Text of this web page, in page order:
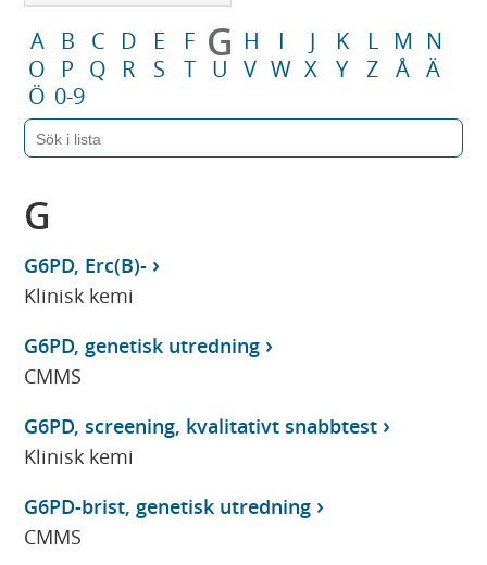
A B C D E F G H I J K L M N
O
P Q R S T U V W X Y Z Å Ä
Ö 0-9
G
G6PD, Erc(B)-
Klinisk kemi
G6PD, genetisk utredning
CMMS
G6PD, screening, kvalitativt snabbtest
Klinisk kemi
G6PD-brist, genetisk utredning
CMMS